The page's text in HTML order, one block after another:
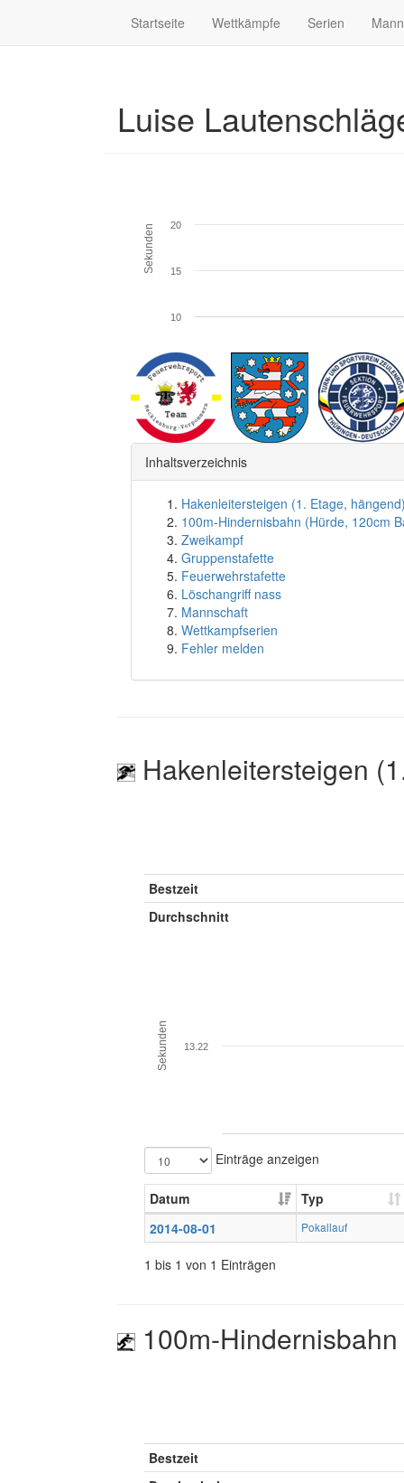
Startseite Wettkämpfe Serien
Luise
Sekunden
10
15
20
Inhaltsverzeichnis
Hakenleitersteigen (1. Etage,
100m-Hindernisbahn (Hürde, 120cm
Zweikampf
Gruppenstafette
Feuerwehrstafette
Löschangriff nass
Mannschaft
Wettkampfserien
Fehler melden
Hakenleitersteigen
Bestzeit
Durchschnitt
Sekunden 13.22
Einträge anzeigen
Datum
Typ
2014-08-01
Pokallauf
1 bis 1 von 1 Einträgen
100m-
Bestzeit